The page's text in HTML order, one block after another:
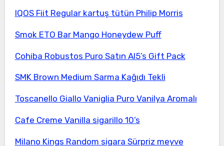
IQOS Fiit Regular kartuş tütün Philip Morris
Smok ETO Bar Mango Honeydew Puff
Cohiba Robustos Puro Satın Al5’s Gift Pack
SMK Brown Medium Sarma Kağıdı Tekli
Toscanello Giallo Vaniglia Puro Vanilya Aromalı
Cafe Creme Vanilla sigarillo 10’s
Milano Kings Random sigara Sürpriz meyve